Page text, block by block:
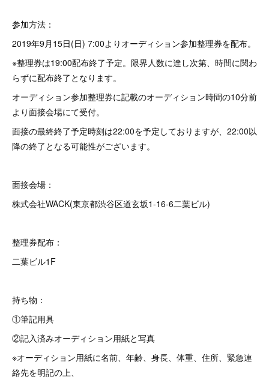
参加方法：
2019年9月15日(日) 7:00よりオーディション参加整理券を配布。
※整理券は19:00配布終了予定。限界人数に達し次第、時間に関わ
らずに配布終了となります。
オーディション参加整理券に記載のオーディション時間の10分前
より面接会場にて受付。
面接の最終終了予定時刻は22:00を予定しておりますが、22:00以
降の終了となる可能性がございます。
面接会場：
株式会社WACK(東京都渋谷区道玄坂1-16-6二葉ビル)
整理券配布：
二葉ビル1F
持ち物：
①筆記用具
②記入済みオーディション用紙と写真
※オーディション用紙に名前、年齢、身長、体重、住所、緊急連
絡先を明記の上、